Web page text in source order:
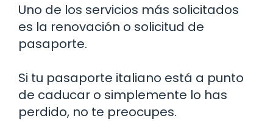
Uno de los servicios más solicitados
es la renovación o solicitud de
pasaporte.
Si tu pasaporte italiano está a punto
de caducar o simplemente lo has
perdido, no te preocupes.